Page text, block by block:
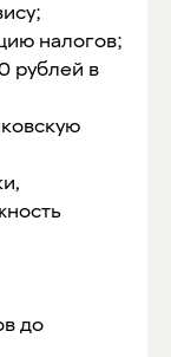
налогов;
рублей в
до